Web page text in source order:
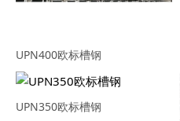
UPN400欧标槽钢
UPN350欧标槽钢